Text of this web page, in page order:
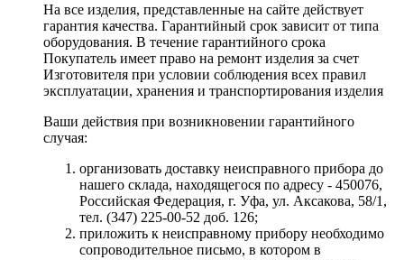
На все изделия, представленные на сайте действует
гарантия качества. Гарантийный срок зависит от типа
оборудования. В течение гарантийного срока
Покупатель имеет право на ремонт изделия за счет
Изготовителя при условии соблюдения всех правил
эксплуатации, хранения и транспортирования изделия
Ваши действия при возникновении гарантийного
случая:
организовать доставку неисправного прибора до
нашего склада, находящегося по адресу - 450076,
Российская Федерация, г. Уфа, ул. Аксакова, 58/1,
тел. (347) 225-00-52 доб. 126;
приложить к неисправному прибору необходимо
сопроводительное письмо, в котором в